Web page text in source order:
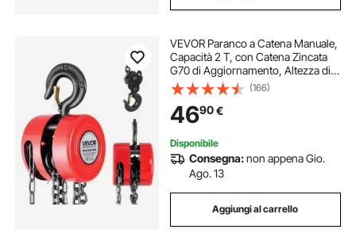
VEVOR Paranco a Catena Manuale,
Capacità 2 T, con Catena Zincata
G70 di Aggiornamento, Altezza di
Sollevamento 3 m, Paranco a
Puleggia per Macchinari
Automobilistici da Magazzino,
Rosso
(166)
4690€
Disponibile
Consegna:non appena Gio.
Ago. 13
Aggiungi al carrello